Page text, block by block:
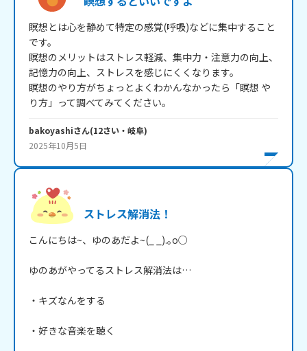
瞑想とは心を静めて特定の感覚(呼吸)などに集中すること
です。
瞑想のメリットはストレス軽減、集中力・注意力の向上、
記憶力の向上、ストレスを感じにくくなります。
瞑想のやり方がちょっとよくわかんなかったら「瞑想 や
り方」って調べてみてください。
bakoyashiさん(12さい・ 岐阜)
2025年10月5日
ストレス解消法！
こんにちは~、ゆのあだよ~(_ _).｡o○
ゆのあがやってるストレス解消法は…
・キズなんをする
・好きな音楽を聴く